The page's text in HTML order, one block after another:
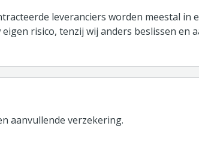
leveranciers worden meestal
risico, tenzij wij anders beslissen en
aanvullende verzekering.